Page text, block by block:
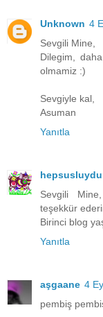
Unknown 4
Sevgili Mine,
Dilegim,
olmamiz :)
Sevgiyle kal,
Asuman
Yanıtla
Sevgili
teşekkür
Birinci blog
Yanıtla
aşgaane 4
pembiş